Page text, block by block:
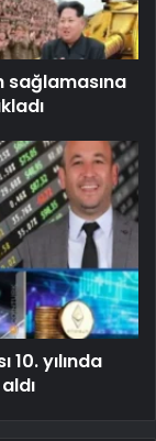
sağlamasına
yılında